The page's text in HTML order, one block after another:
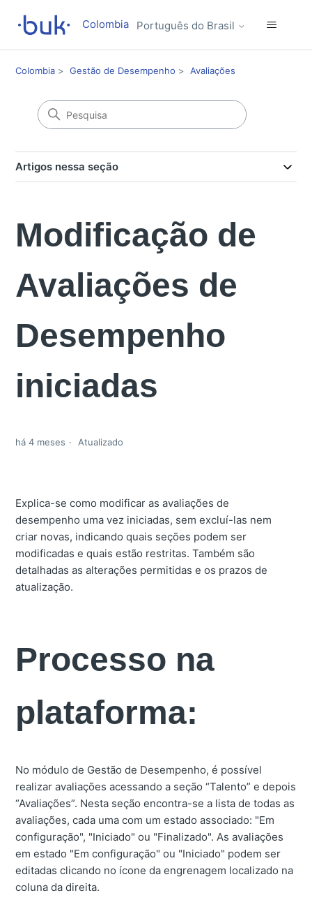
Colombia Português do Brasil
Colombia Gestão de Desempenho Avaliações
Artigos nessa seção
Modificação de
Avaliações de
Desempenho
iniciadas
há 4 meses Atualizado
Explica-se como modificar as avaliações de
desempenho uma vez iniciadas, sem excluí-las nem
criar novas, indicando quais seções podem ser
modificadas e quais estão restritas. Também são
detalhadas as alterações permitidas e os prazos de
atualização.
Processo na
plataforma:
No módulo de Gestão de Desempenho, é possível
realizar avaliações acessando a seção “Talento” e depois
“Avaliações”. Nesta seção encontra-se a lista de todas as
avaliações, cada uma com um estado associado: "Em
configuração", "Iniciado" ou "Finalizado". As avaliações
em estado "Em configuração" ou "Iniciado" podem ser
editadas clicando no ícone da engrenagem localizado na
coluna da direita.